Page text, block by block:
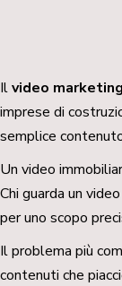
Ilvideo
imprese di
semplice
Un video
Chi guarda un
per uno scopo
Il problema più
contenuti che